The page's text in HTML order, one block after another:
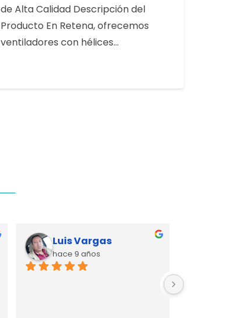
de Alta Calidad Descripción del
Producto En Retena, ofrecemos
ventiladores con hélices…
Luis Vargas
hace 9 años